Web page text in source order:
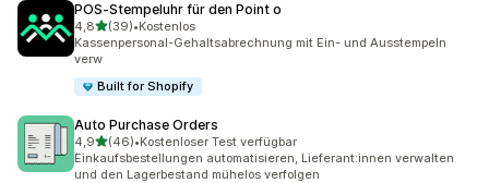
POS‑Stempeluhr für den Point o
4,8von 5 Sternen
(39)
39 Rezensionen insgesamt
•Kostenlos
Kassenpersonal-Gehaltsabrechnung mit Ein- und Ausstempeln
verw
Built for Shopify
Auto Purchase Orders
4,9von 5 Sternen
(46)
46 Rezensionen insgesamt
•Kostenloser Test verfügbar
Einkaufsbestellungen automatisieren, Lieferant:innen verwalten
und den Lagerbestand mühelos verfolgen